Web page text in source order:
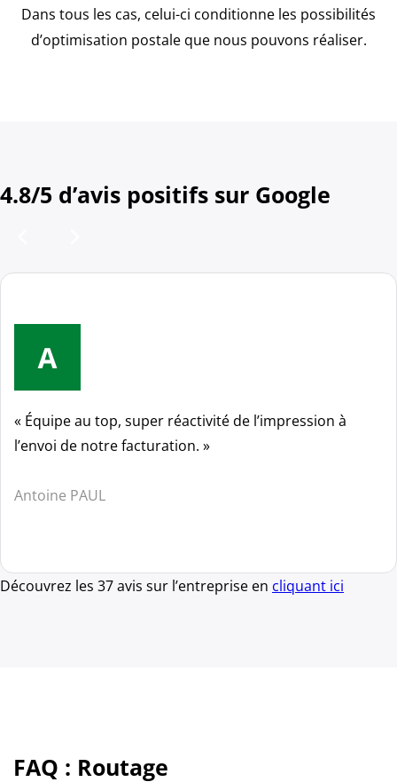
Dans tous les cas, celui-ci conditionne les possibilités
d’optimisation postale que nous pouvons réaliser.
4.8/5 d’avis positifs sur Google
« Équipe au top, super réactivité de l’impression à
l’envoi de notre facturation. »
Antoine PAUL
Découvrez les 37 avis sur l’entreprise en cliquant ici
FAQ : Routage